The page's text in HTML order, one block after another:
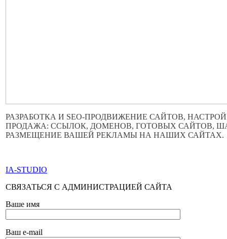
РАЗРАБОТКА И SEO-ПРОДВИЖЕНИЕ САЙТОВ,
ПРОДАЖА: ССЫЛОК, ДОМЕНОВ, ГОТОВЫХ САЙТОВ,
РАЗМЕЩЕНИЕ ВАШЕЙ РЕКЛАМЫ НА НАШИХ САЙТАХ.
IA-STUDIO
СВЯЗАТЬСЯ С АДМИНИСТРАЦИЕЙ САЙТА
Ваше имя
Ваш e-mail